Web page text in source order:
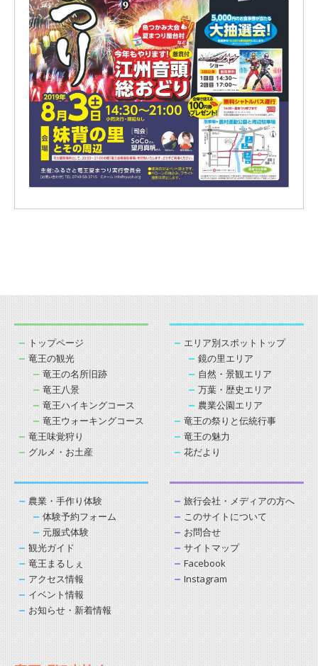
トップページ
竜王の観光
竜王の名所旧跡
竜王八景
竜王ハイキングコース
竜王ウォーキングコース
竜王味覚狩り
グルメ・お土産
エリア別スポットトップ
鏡の里エリア
自然・景観エリア
万葉・歴史エリア
農業公園エリア
竜王の祭りと伝統行事
竜王の魅力
花だより
農業・手作り体験
体験予約フォーム
元服式体験
観光ガイド
竜王まるしぇ
アクセス情報
イベント情報
お知らせ・新着情報
旅行会社・メディアの方へ
このサイトについて
お問合せ
サイトマップ
Facebook
Instagram